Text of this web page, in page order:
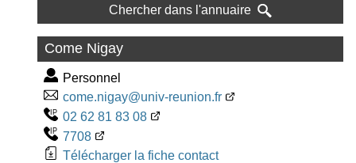
Chercher dans l'annuaire
Come Nigay
Personnel
come.nigay@univ-reunion.fr
02 62 81 83 08
7708
Télécharger la fiche contact